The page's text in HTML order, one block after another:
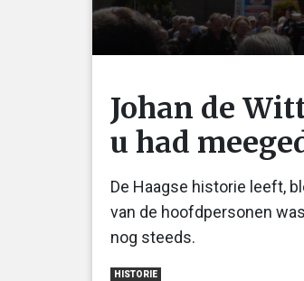
Johan de
u had
De Haagse historie leeft,
van de hoofdpersonen
nog steeds.
HISTORIE